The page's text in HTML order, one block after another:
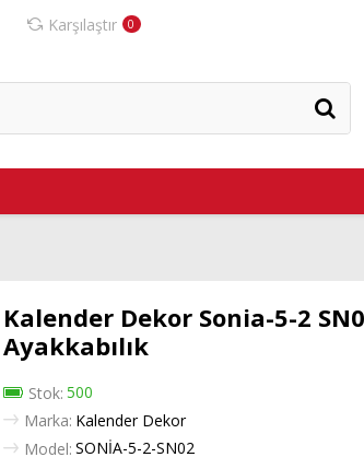
Karşılaştır 0
Kalender Dekor Sonia-5-2
Ayakkabılık
Stok: 500
Marka: Kalender Dekor
Model: SONİA-5-2-SN02